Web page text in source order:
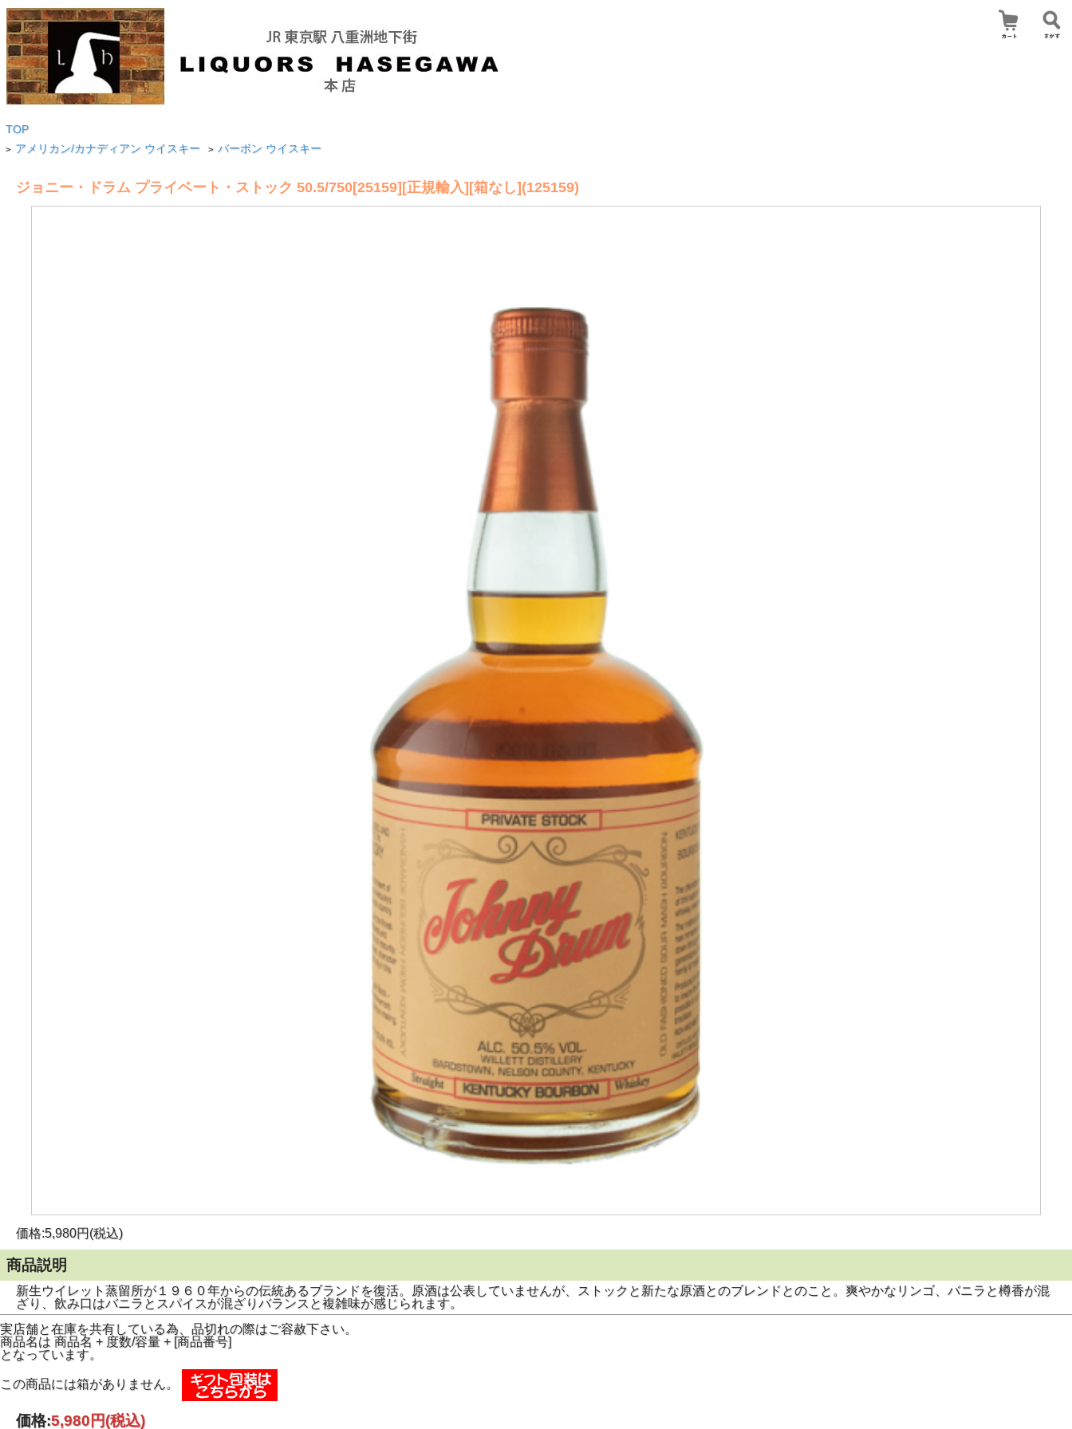
TOP
> アメリカン/カナディアン ウイスキー > バーボン ウイスキー
ジョニー・ドラム プライベート・ストック 50.5/750[25159][正規輸入][箱なし](125159)
価格:5,980円(税込)
商品説明
新生ウイレット蒸留所が１９６０年からの伝統あるブランドを復活。原酒は公表していませんが、ストックと新たな原酒とのブレンドとのこと。爽やかなリンゴ、バニラと樽香が混
ざり、飲み口はバニラとスパイスが混ざりバランスと複雑味が感じられます。
実店舗と在庫を共有している為、品切れの際はご容赦下さい。
商品名は 商品名 + 度数/容量 + [商品番号]
となっています。
この商品には箱がありません。
価格:5,980円(税込)